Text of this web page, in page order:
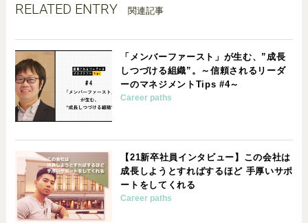
RELATED ENTRY 関連記事
「メンバーファースト」が生む、”成長
しつづける組織”。～信頼されるリーダ
ーのマネジメントTips #4～
Career paths
【21新卒社員インタビュー】この会社は
成長しようとすればするほど 手厚いサポ
ートをしてくれる
Career paths